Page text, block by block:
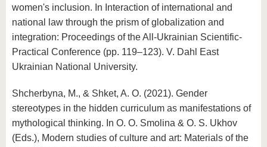
women's inclusion. In Interaction of international and
national law through the prism of globalization and
integration: Proceedings of the All-Ukrainian Scientific-
Practical Conference (pp. 119–123). V. Dahl East
Ukrainian National University.
Shcherbyna, M., & Shket, A. O. (2021). Gender
stereotypes in the hidden curriculum as manifestations of
mythological thinking. In O. O. Smolina & O. S. Ukhov
(Eds.), Modern studies of culture and art: Materials of the